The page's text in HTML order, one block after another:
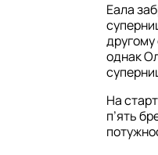
Еала
другому
однак
На
п’ять